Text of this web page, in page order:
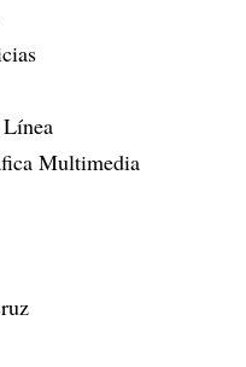
Multimedia